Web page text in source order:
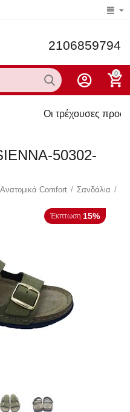
2106859794
0
Οι τρέχουσες προσφορές
50302-
Ανατομικά Comfort / Σανδάλια /
Έκπτωση 15%